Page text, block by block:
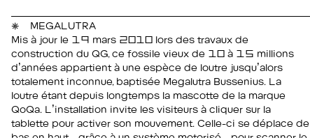
MEGALUTRA
Mis à jour le 19 mars 2010 lors des travaux de
construction du QG, ce fossile vieux de 10 à 15 millions
d’années appartient à une espèce de loutre jusqu’alors
totalement inconnue, baptisée Megalutra Bussenius. La
loutre étant depuis longtemps la mascotte de la marque
QoQa. L’installation invite les visiteurs à cliquer sur la
tablette pour activer son mouvement. Celle-ci se déplace de
bas en haut - grâce à un système motorisé - pour scanner le